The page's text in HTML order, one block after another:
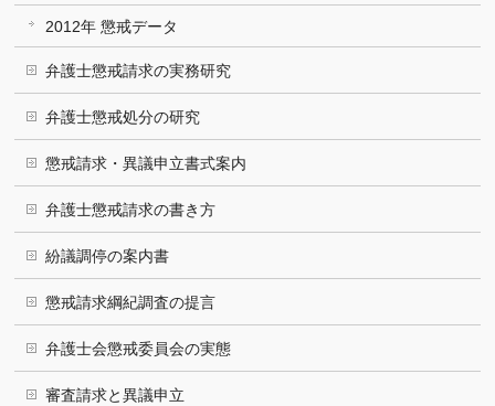
2012年 懲戒データ
弁護士懲戒請求の実務研究
弁護士懲戒処分の研究
懲戒請求・異議申立書式案内
弁護士懲戒請求の書き方
紛議調停の案内書
懲戒請求綱紀調査の提言
弁護士会懲戒委員会の実態
審査請求と異議申立